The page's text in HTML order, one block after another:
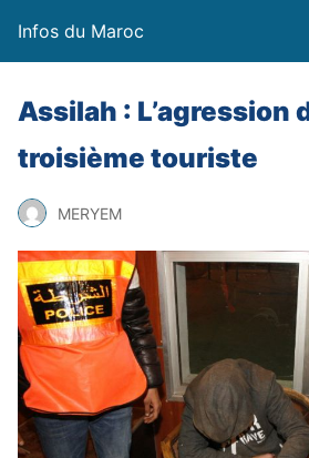
Infos du Maroc
Assilah : L’agression
troisième touriste
MERYEM